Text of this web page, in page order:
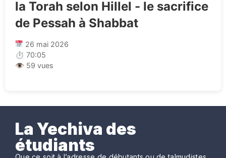
la Torah selon Hillel - le sacrifice
de Pessah à Shabbat
26 mai 2026
⏱ 70:05
👁 59 vues
La Yechiva des
étudiants